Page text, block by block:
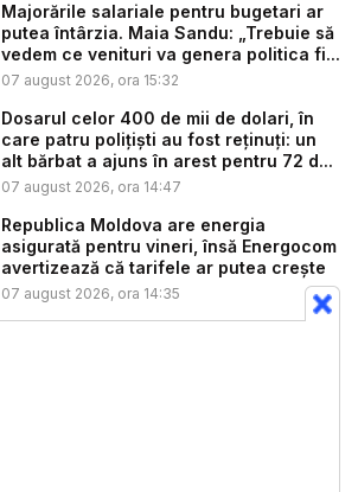
Majorările salariale pentru bugetari ar
putea întârzia. Maia Sandu: „Trebuie să
vedem ce venituri va genera politica fi...
07 august 2026, ora 15:32
Dosarul celor 400 de mii de dolari, în
care patru polițiști au fost reținuți: un
alt bărbat a ajuns în arest pentru 72 d...
07 august 2026, ora 14:47
Republica Moldova are energia
asigurată pentru vineri, însă Energocom
avertizează că tarifele ar putea crește
07 august 2026, ora 14:35